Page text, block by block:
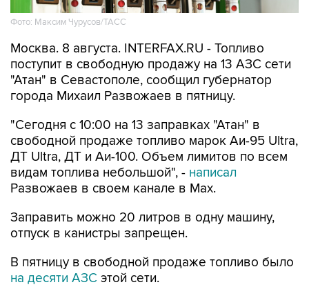
Москва. 8 августа. INTERFAX.RU - Топливо
"Атан" в Севастополе, сообщил губернатор
города Михаил Развожаев в пятницу.
"Сегодня с 10:00 на 13 заправках "Атан" в
ДТ Ultra, ДТ и Аи-100. Объем лимитов по всем
видам топлива небольшой", - написал
Развожаев в своем канале в Max.
Заправить можно 20 литров в одну машину,
В пятницу в свободной продаже топливо было
Как сообщалось, 22 мая из-за логистических